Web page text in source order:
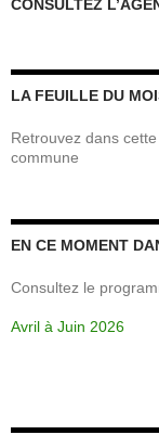
CONSULTEZ
LA FEUILLE DU
Retrouvez dans
commune
EN CE MOMENT
Consultez le
Avril à Juin 2026